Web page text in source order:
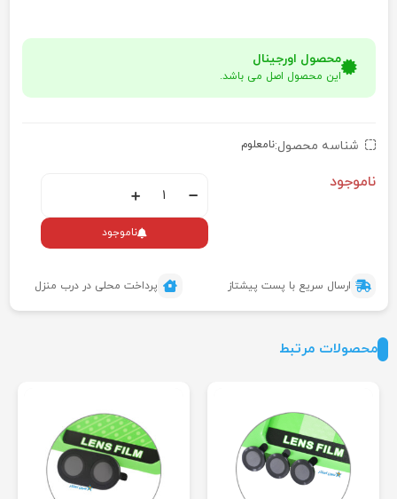
محصول اورجینال
این محصول اصل می باشد.
شناسه محصول:نامعلوم
ناموجود
ناموجود
ارسال سریع با پست پیشتاز پرداخت محلی در درب منزل
محصولات مرتبط